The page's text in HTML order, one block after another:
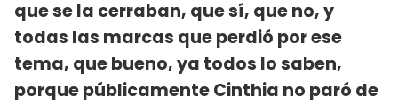
que se la cerraban, que sí, que no, y
todas las marcas que perdió por ese
tema, que bueno, ya todos lo saben,
porque públicamente Cinthia no paró de